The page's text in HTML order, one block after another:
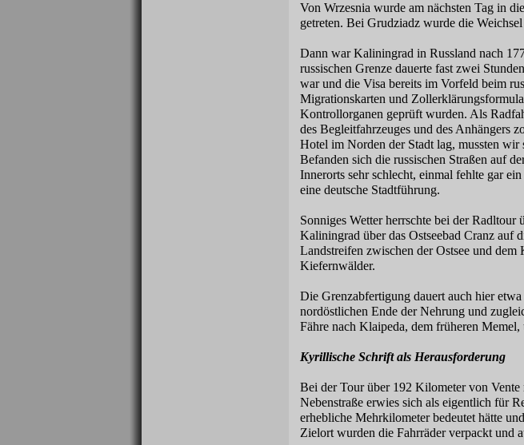
Von Wrzesnia wurde am nächsten Tag in
getreten. Bei Grudziadz wurde die
Dann war Kaliningrad in Russland nach
russischen Grenze dauerte fast zwei
war und die Visa bereits im Vorfeld beim
Migrationskarten und
Kontrollorganen geprüft wurden. Als
des Begleitfahrzeuges und des Anhängers
Hotel im Norden der Stadt lag, mussten wir
Befanden sich die russischen Straßen auf
Innerorts sehr schlecht, einmal fehlte gar
eine deutsche Stadtführung.
Sonniges Wetter herrschte bei der
Kaliningrad über das Ostseebad Cranz auf
Landstreifen zwischen der Ostsee und
Kiefernwälder.
Die Grenzabfertigung dauert auch hier
nordöstlichen Ende der Nehrung und
Fähre nach Klaipeda, dem früheren
Kyrillische Schrift als Herausforderung
Bei der Tour über 192 Kilometer von
Nebenstraße erwies sich als eigentlich für
erhebliche Mehrkilometer bedeutet hätte
Zielort wurden die Fahrräder verpackt und